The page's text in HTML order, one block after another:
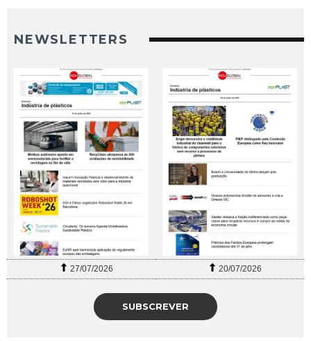
NEWSLETTERS
27/07/2026 20/07/2026
SUBSCREVER